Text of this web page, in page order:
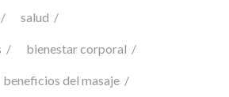
salud
bienestar corporal
beneficios del masaje